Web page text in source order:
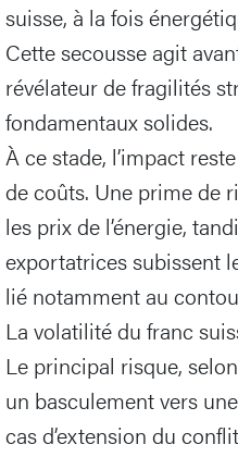
suisse, à la fois
Cette secousse agit
révélateur de fragilités
fondamentaux solides.
À ce stade, l’impact
de coûts. Une prime de
les prix de l’énergie,
exportatrices subissent
lié notamment au
La volatilité du franc
Le principal risque,
un basculement vers
cas d’extension du